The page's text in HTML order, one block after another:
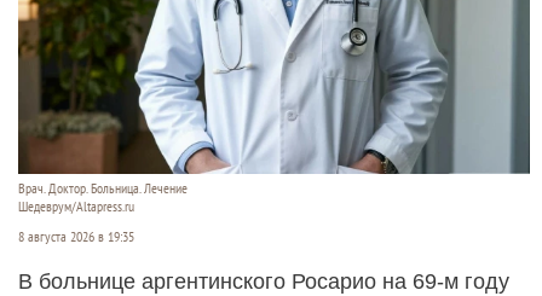
Врач. Доктор. Больница. Лечение
Шедеврум/Altapress.ru
8 августа 2026 в 19:35
В больнице аргентинского Росарио на 69-м году